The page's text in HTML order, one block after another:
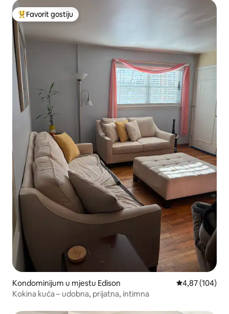
Glavni favorit gostiju
Favorit gostiju
Kondominijum u mjestu Edison prosječna
4,87 (104)
Kokina kuća – udobna, prijatna, intimna